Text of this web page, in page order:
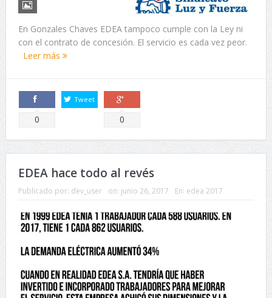
En Gonzales Chaves EDEA tampoco cumple con la Ley ni
con el contrato de concesión. El servicio es cada vez peor.
Leer más
Comparte
0
Tweet
Comparte
0
EDEA hace todo al revés
Publicado por: dev_user on: junio 26, 2017 En: edea 2017